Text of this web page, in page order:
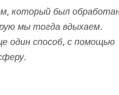
который был
мы тогда вдыхаем.
один способ, с помощью